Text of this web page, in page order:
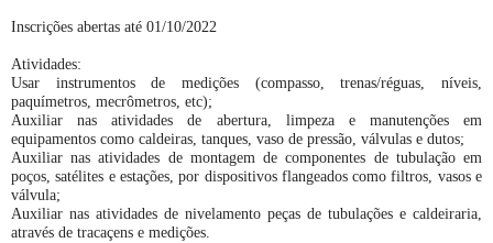
Inscrições abertas até 01/10/2022
Atividades:
Usar instrumentos de medições (compasso, trenas/réguas, níveis,
paquímetros, mecrômetros, etc);
Auxiliar nas atividades de abertura, limpeza e manutenções em
equipamentos como caldeiras, tanques, vaso de pressão, válvulas e dutos;
Auxiliar nas atividades de montagem de componentes de tubulação em
poços, satélites e estações, por dispositivos flangeados como filtros, vasos e
válvula;
Auxiliar nas atividades de nivelamento peças de tubulações e caldeiraria,
através de tracaçens e medições.